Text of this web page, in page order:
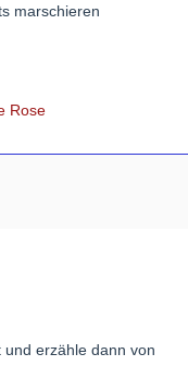
marschieren
erzähle dann von